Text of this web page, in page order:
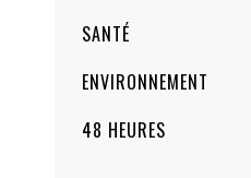
SANTÉ
ENVIRONNEMENT
48 HEURES